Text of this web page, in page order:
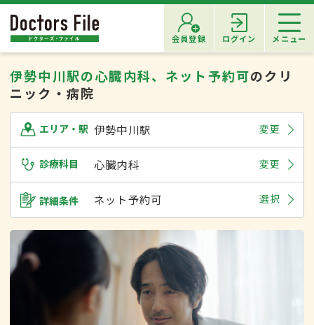
会員登録 ログイン メニュー
伊勢中川駅の心臓内科、ネット予約可のクリ
ニック・病院
エリア・駅 伊勢中川駅 変更
診療科目 心臓内科 変更
詳細条件 ネット予約可 選択